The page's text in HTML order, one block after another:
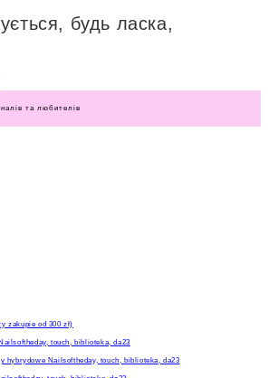
будь ласка,
та любителів
zakupie od 300 zł)
touch, biblioteka, da23
hybrydowe Nailsoftheday, touch, biblioteka, da23